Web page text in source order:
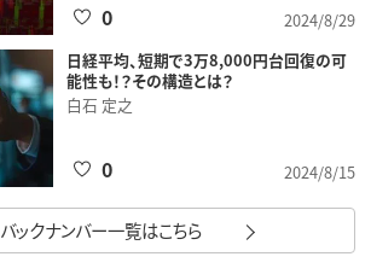
2024/8/29
0
日経平均、短期で3万8,000円台回復の可
能性も！？その構造とは？
白石 定之
2024/8/15
0
バックナンバー一覧はこちら